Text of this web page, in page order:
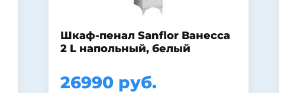
Шкаф-пенал Misty Дрея 35 с
бельевой корзиной
33220 руб.